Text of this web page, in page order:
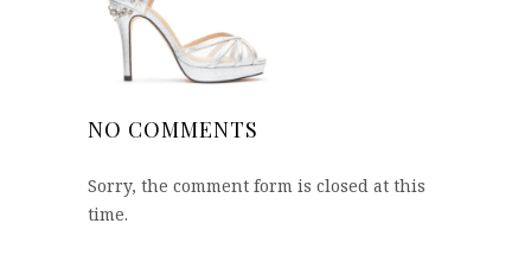
NO COMMENTS
Sorry, the comment form is closed at this
time.